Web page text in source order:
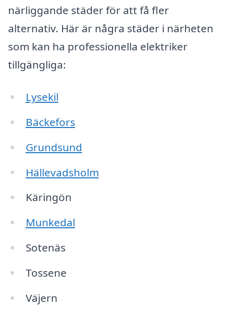
närliggande städer för att få fler
alternativ. Här är några städer i närheten
som kan ha professionella elektriker
tillgängliga:
Lysekil
Bäckefors
Grundsund
Hällevadsholm
Käringön
Munkedal
Sotenäs
Tossene
Väjern